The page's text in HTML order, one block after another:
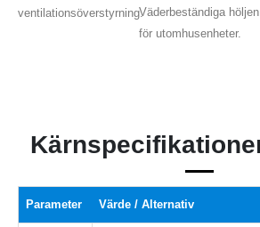
ventilationsöverstyrning.Väderbeständiga höljen
för utomhusenheter.
Parameter Värde / Alternativ